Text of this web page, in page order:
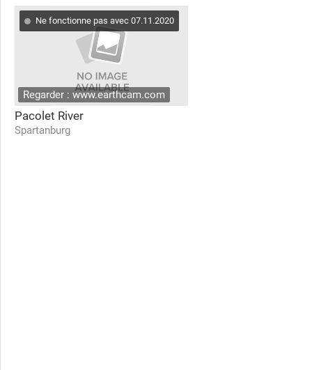
Ne fonctionne pas avec 07.11.2020
Regarder : www.earthcam.com
Pacolet River
Spartanburg